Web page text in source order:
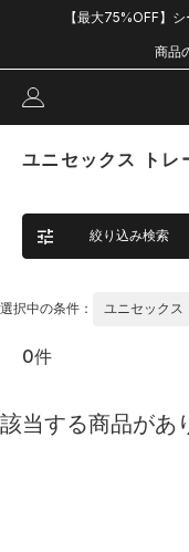
【最大75%OFF】
商品
ユニセックス トレ
絞り込み検索
選択中の条件： ユニセックス
0件
該当する商品があ